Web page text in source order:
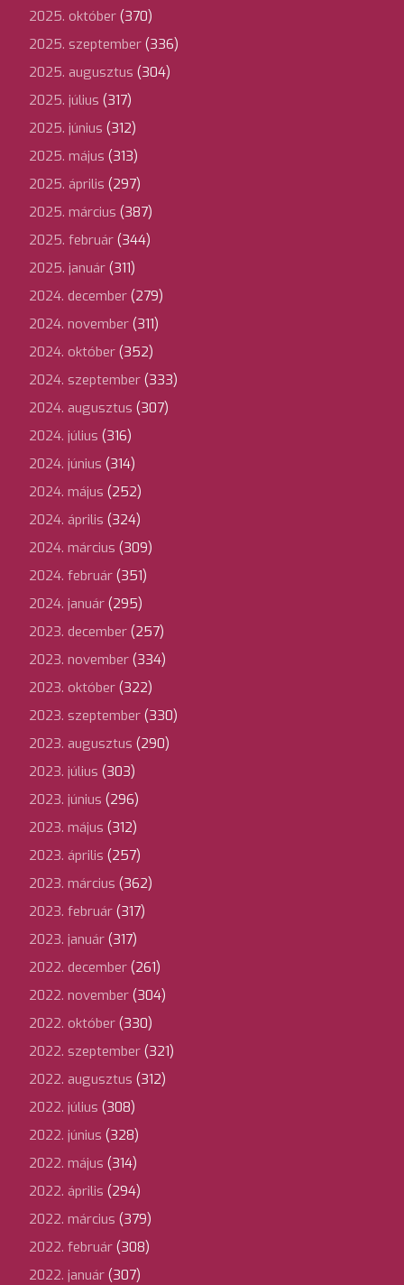
2025. október (370)
2025. szeptember (336)
2025. augusztus (304)
2025. július (317)
2025. június (312)
2025. május (313)
2025. április (297)
2025. március (387)
2025. február (344)
2025. január (311)
2024. december (279)
2024. november (311)
2024. október (352)
2024. szeptember (333)
2024. augusztus (307)
2024. július (316)
2024. június (314)
2024. május (252)
2024. április (324)
2024. március (309)
2024. február (351)
2024. január (295)
2023. december (257)
2023. november (334)
2023. október (322)
2023. szeptember (330)
2023. augusztus (290)
2023. július (303)
2023. június (296)
2023. május (312)
2023. április (257)
2023. március (362)
2023. február (317)
2023. január (317)
2022. december (261)
2022. november (304)
2022. október (330)
2022. szeptember (321)
2022. augusztus (312)
2022. július (308)
2022. június (328)
2022. május (314)
2022. április (294)
2022. március (379)
2022. február (308)
2022. január (307)